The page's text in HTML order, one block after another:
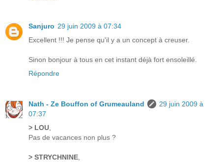
Sanjuro 29 juin 2009 à 07:34
Excellent !!! Je pense qu'il y a un concept à creuser.
Sinon bonjour à tous en cet instant déjà fort ensoleillé.
Répondre
Nath - Ze Bouffon of Grumeauland
29 juin 2009 à
07:37
> LOU
Pas de vacances non plus ?
> STRYCHNINE